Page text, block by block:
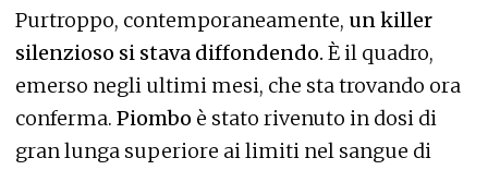
Purtroppo, contemporaneamente, un killer
silenzioso si stava diffondendo. È il quadro,
emerso negli ultimi mesi, che sta trovando ora
conferma. Piombo è stato rivenuto in dosi di
gran lunga superiore ai limiti nel sangue di